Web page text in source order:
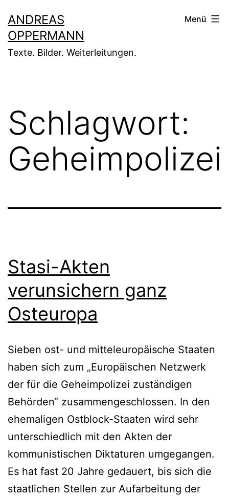
Inhalt
springen
ANDREAS
OPPERMANN
Texte. Bilder. Weiterleitungen.
Menü
Schlagwort:
Geheimpolizei
Stasi-Akten
verunsichern ganz
Osteuropa
Sieben ost- und mitteleuropäische Staaten
haben sich zum „Europäischen Netzwerk
der für die Geheimpolizei zuständigen
Behörden“ zusammengeschlossen. In den
ehemaligen Ostblock-Staaten wird sehr
unterschiedlich mit den Akten der
kommunistischen Diktaturen umgegangen.
Es hat fast 20 Jahre gedauert, bis sich die
staatlichen Stellen zur Aufarbeitung der